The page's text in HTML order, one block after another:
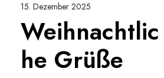
h
t
c
15. Dezember 2025
Weihnachtlic
he Grüße